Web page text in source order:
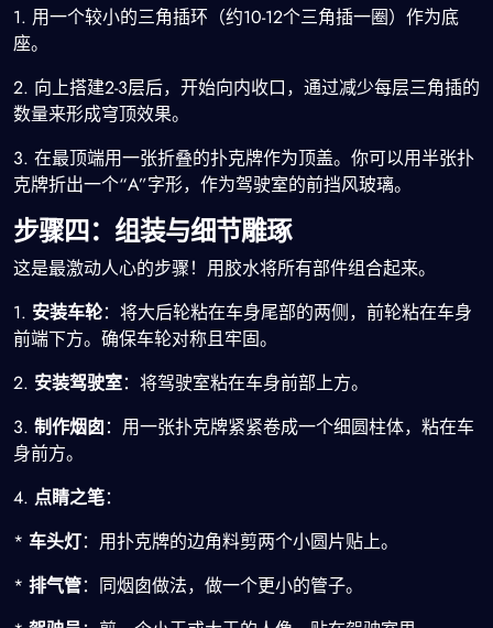
1. 用一个较小的三角插环（约10-12个三角插一圈）作为底
座。
2. 向上搭建2-3层后，开始向内收口，通过减少每层三角插的
数量来形成穹顶效果。
3. 在最顶端用一张折叠的扑克牌作为顶盖。你可以用半张扑
克牌折出一个“A”字形，作为驾驶室的前挡风玻璃。
步骤四：组装与细节雕琢
这是最激动人心的步骤！用胶水将所有部件组合起来。
1. 安装车轮：将大后轮粘在车身尾部的两侧，前轮粘在车身
前端下方。确保车轮对称且牢固。
2. 安装驾驶室：将驾驶室粘在车身前部上方。
3. 制作烟囱：用一张扑克牌紧紧卷成一个细圆柱体，粘在车
身前方。
4. 点睛之笔：
* 车头灯：用扑克牌的边角料剪两个小圆片贴上。
* 排气管：同烟囱做法，做一个更小的管子。